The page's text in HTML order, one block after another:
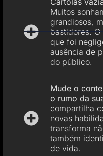
Muitos
grandiosos,
bastidores.
que foi
ausência de
do público.
Mude o
o rumo da
compartilha
novas
transforma
também
de vida.